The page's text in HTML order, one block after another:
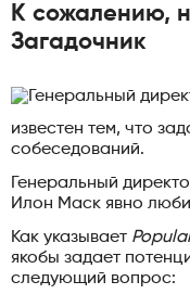
К сожалению,
Загадочник
известен тем, что
собеседований.
Генеральный
Илон Маск явно
Как указывает
якобы задает
следующий вопрос: